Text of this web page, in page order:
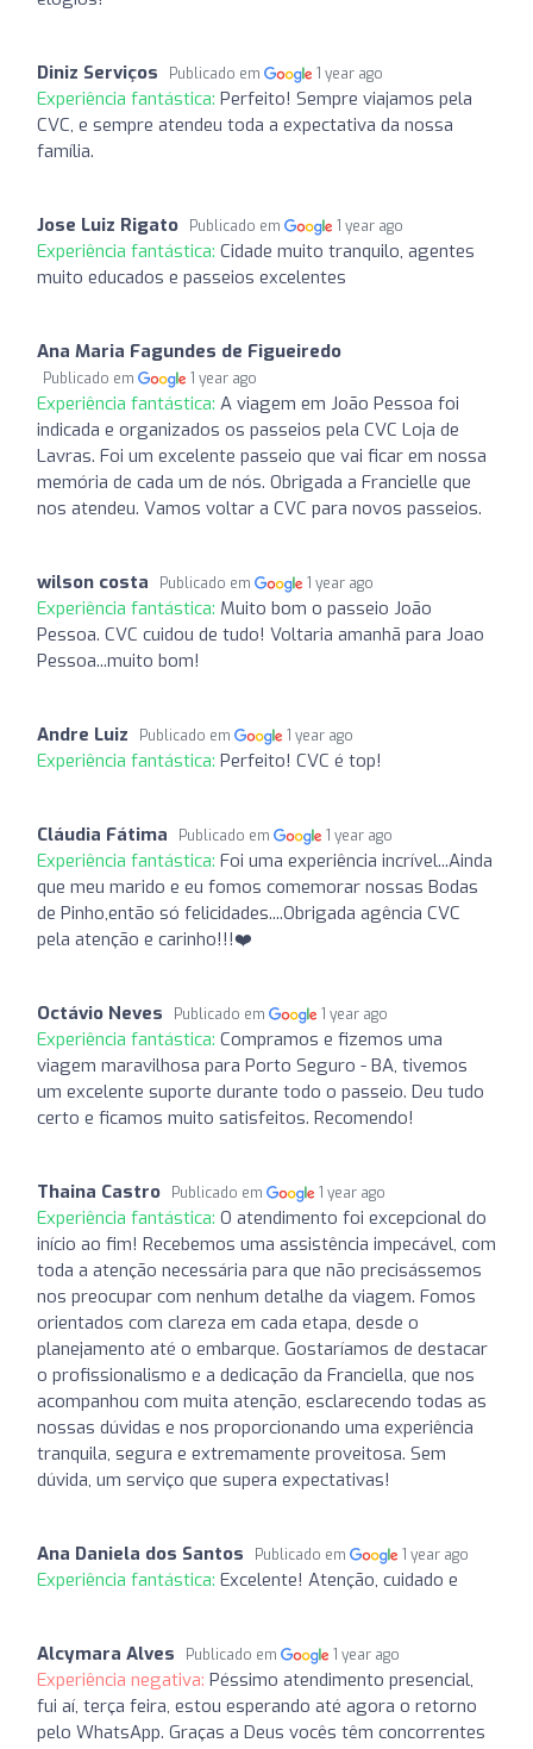
Diniz Serviços Publicado em 1 year ago
Experiência fantástica: Perfeito! Sempre viajamos pela
CVC, e sempre atendeu toda a expectativa da nossa
família.
Jose Luiz Rigato Publicado em 1 year ago
Experiência fantástica: Cidade muito tranquilo, agentes
muito educados e passeios excelentes
Ana Maria Fagundes de Figueiredo
Publicado em 1 year ago
Experiência fantástica: A viagem em João Pessoa foi
indicada e organizados os passeios pela CVC Loja de
Lavras. Foi um excelente passeio que vai ficar em nossa
memória de cada um de nós. Obrigada a Francielle que
nos atendeu. Vamos voltar a CVC para novos passeios.
wilson costa Publicado em 1 year ago
Experiência fantástica: Muito bom o passeio João
Pessoa. CVC cuidou de tudo! Voltaria amanhã para Joao
Pessoa...muito bom!
Andre Luiz Publicado em 1 year ago
Experiência fantástica: Perfeito! CVC é top!
Cláudia Fátima Publicado em 1 year ago
Experiência fantástica: Foi uma experiência incrível...Ainda
que meu marido e eu fomos comemorar nossas Bodas
de Pinho,então só felicidades....Obrigada agência CVC
pela atenção e carinho!!!❤️
Octávio Neves Publicado em 1 year ago
Experiência fantástica: Compramos e fizemos uma
viagem maravilhosa para Porto Seguro - BA, tivemos
um excelente suporte durante todo o passeio. Deu tudo
certo e ficamos muito satisfeitos. Recomendo!
Thaina Castro Publicado em 1 year ago
Experiência fantástica: O atendimento foi excepcional do
início ao fim! Recebemos uma assistência impecável, com
toda a atenção necessária para que não precisássemos
nos preocupar com nenhum detalhe da viagem. Fomos
orientados com clareza em cada etapa, desde o
planejamento até o embarque. Gostaríamos de destacar
o profissionalismo e a dedicação da Franciella, que nos
acompanhou com muita atenção, esclarecendo todas as
nossas dúvidas e nos proporcionando uma experiência
tranquila, segura e extremamente proveitosa. Sem
dúvida, um serviço que supera expectativas!
Ana Daniela dos Santos Publicado em 1 year ago
Experiência fantástica: Excelente! Atenção, cuidado e
Alcymara Alves Publicado em 1 year ago
Experiência negativa: Péssimo atendimento presencial,
fui aí, terça feira, estou esperando até agora o retorno
pelo WhatsApp. Graças a Deus vocês têm concorrentes